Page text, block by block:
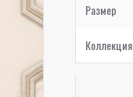
Размер
Коллекция